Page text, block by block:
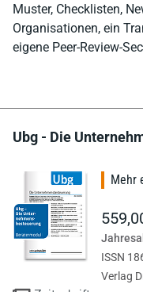
Muster, Checklisten,
Organisationen, ein
eigene Peer-Review-
Ubg - Die
Mehr
ISSN
Verlag